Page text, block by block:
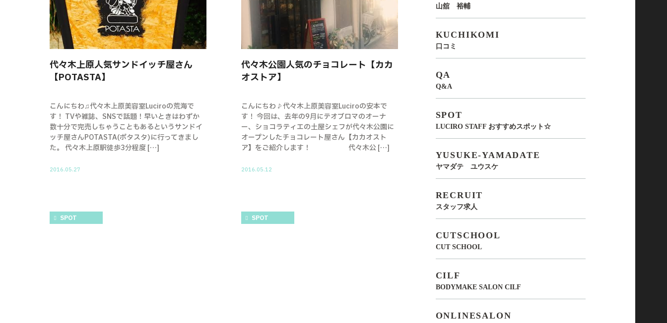
代々木上原人気サンドイッチ屋さん
【POTASTA】
こんにちわ♫代々木上原美容室Luciroの荒海で
す！ TVや雑誌、SNSで話題！早いときはわずか
数十分で完売しちゃうこともあるというサンドイ
ッチ屋さんPOTASTA(ポタスタ)に行ってきまし
た。 代々木上原駅徒歩3分程度 […]
2016.05.27
代々木公園人気のチョコレート【カカ
オストア】
こんにちわ♪代々木上原美容室Luciroの安本で
す！ 今回は、去年の9月にテオブロマのオーナ
ー、ショコラティエの土屋シェフが代々木公園に
オープンしたチョコレート屋さん【カカオスト
ア】をご紹介します！ 代々木公 […]
2016.05.12
SPOT SPOT
山舘 裕輔
KUCHIKOMI
口コミ
QA
Q&A
SPOT
LUCIRO STAFF おすすめスポット☆
YUSUKE-YAMADATE
ヤマダテ ユウスケ
RECRUIT
スタッフ求人
CUTSCHOOL
CUT SCHOOL
CILF
BODYMAKE SALON CILF
ONLINESALON